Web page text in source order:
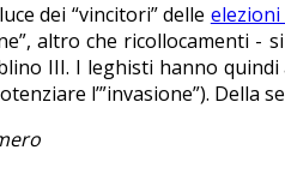
dei “vincitori” delle
altro che ricollocamenti
III. I leghisti hanno
l’”invasione”). Della